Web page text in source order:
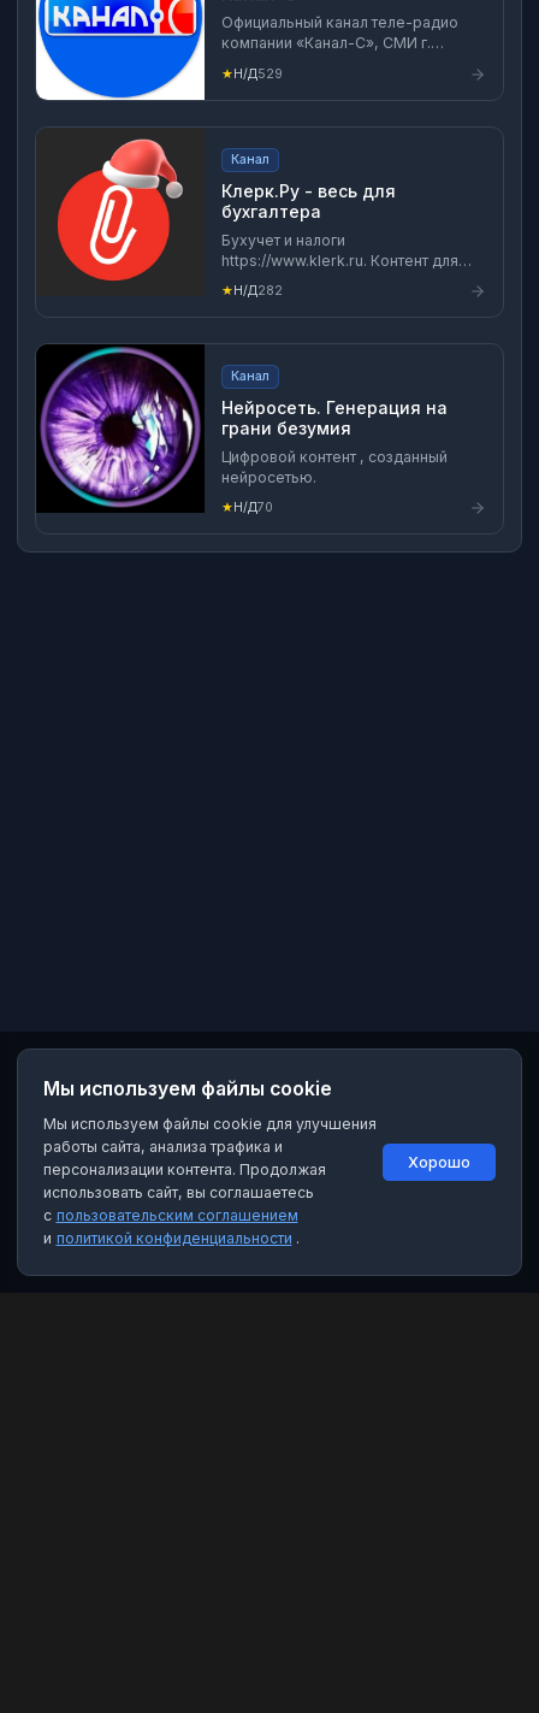
Официальный канал теле-радио
компании «Канал-С», СМИ г.
Серова Свердловской области
ВКонтакте: vk.com/kanal_s Сайт:
канал-с.рф ТГ-канал:
t.me/Kanals_Serov
★Н/Д529
Канал
Клерк.Ру - весь для
бухгалтера
Бухучет и налоги
https://www.klerk.ru. Контент для
бухгалтеров, кадровиков, ИП и
руководителей бизнеса.
★Н/Д282
Канал
Нейросеть. Генерация на
грани безумия
Цифровой контент , созданный
нейросетью.
★ Н/Д70
Мы используем файлы cookie
Мы используем файлы cookie для улучшения
работы сайта, анализа трафика и
персонализации контента. Продолжая
использовать сайт, вы соглашаетесь
с пользовательским соглашением
и политикой конфиденциальности .
Хорошо